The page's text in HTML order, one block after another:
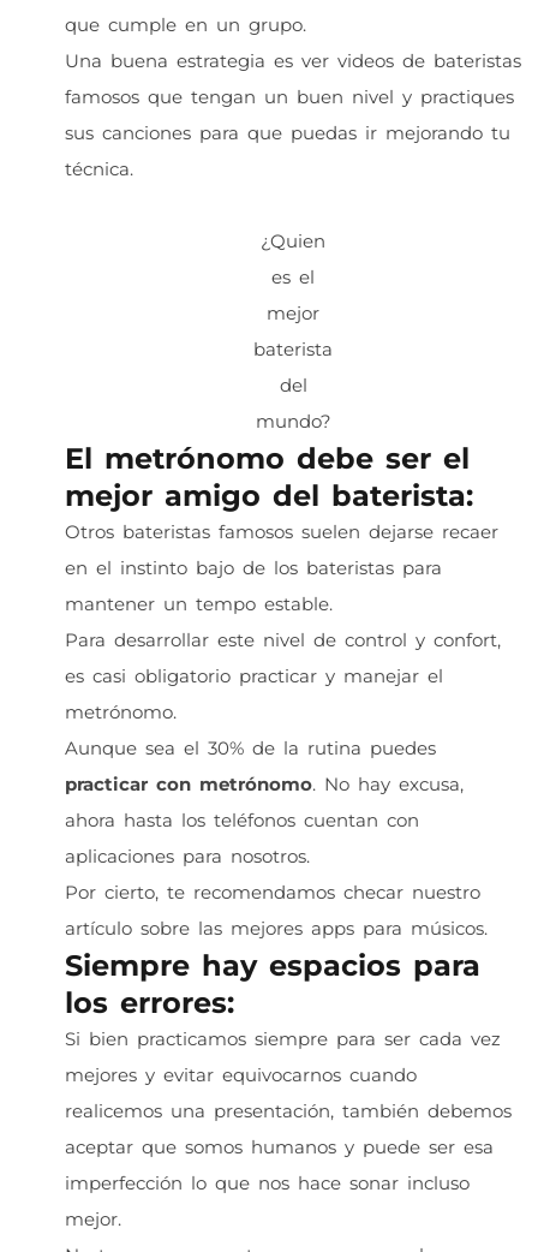
que cumple en un grupo.
Una buena estrategia es ver videos de bateristas
famosos que tengan un buen nivel y practiques
sus canciones para que puedas ir mejorando tu
técnica.
¿Quien
es el
mejor
baterista
del
mundo?
El metrónomo debe ser el
mejor amigo del baterista:
Otros bateristas famosos suelen dejarse recaer
en el instinto bajo de los bateristas para
mantener un tempo estable.
Para desarrollar este nivel de control y confort,
es casi obligatorio practicar y manejar el
metrónomo.
Aunque sea el 30% de la rutina puedes
practicar con metrónomo. No hay excusa,
ahora hasta los teléfonos cuentan con
aplicaciones para nosotros.
Por cierto, te recomendamos checar nuestro
artículo sobre las mejores apps para músicos.
Siempre hay espacios para
los errores:
Si bien practicamos siempre para ser cada vez
mejores y evitar equivocarnos cuando
realicemos una presentación, también debemos
aceptar que somos humanos y puede ser esa
imperfección lo que nos hace sonar incluso
mejor.